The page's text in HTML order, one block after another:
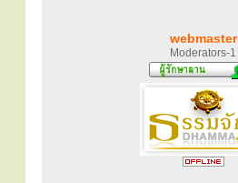
webmaster
Moderators-1